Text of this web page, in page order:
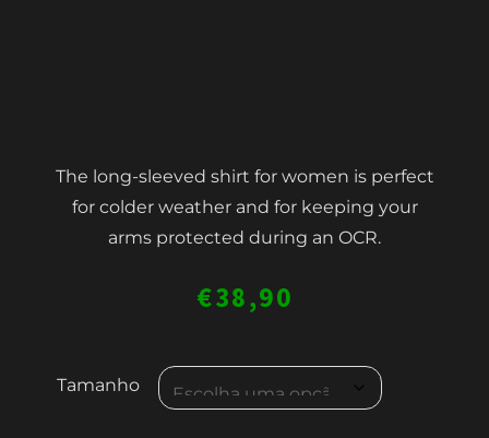
The long-sleeved shirt for women is perfect
for colder weather and for keeping your
arms protected during an OCR.
€38,90
Tamanho
Quantidade